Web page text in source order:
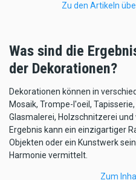
Zu den Artikeln
Was sind die
der Dekorationen?
Dekorationen können in
Mosaik, Trompe-l'oeil,
Glasmalerei, Holzschnitzerei
Ergebnis kann ein einzigartiger
Objekten oder ein Kunstwerk
Harmonie vermittelt.
Zum